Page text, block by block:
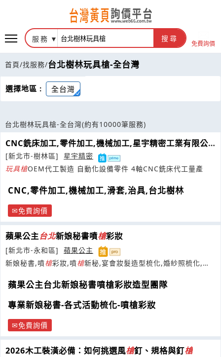
服務 搜尋
免費詢價
首頁/找服務/台北樹林玩具槍-全台灣
選擇地區 : 全台灣
台北樹林玩具槍-全台灣(約有10000筆服務)
CNC銑床加工,零件加工,機械加工,星宇精密工業有限公
司
[新北市-樹林區]
星宇精密
玩具槍OEM代工製造 自動化設備零件 4軸CNC銑床代工量產
CNC,零件加工,機械加工,滑套,治具,台北樹林
免費詢價
蘋果公主台北新娘秘書噴槍彩妝
[新北市-永和區]
蘋果公主
新娘秘書,噴槍彩妝,噴槍新秘,宴會妝髮造型梳化,婚紗照梳化,尾
蘋果公主台北新娘秘書噴槍彩妝造型團隊
專業新娘秘書-各式活動梳化-噴槍彩妝
免費詢價
2026木工裝潢必備：如何挑選風槍釘、規格與釘槍